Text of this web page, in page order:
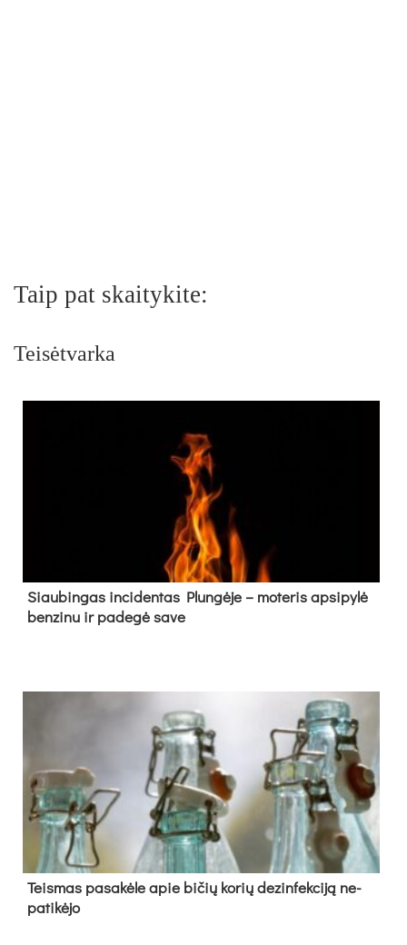
Taip pat skaitykite:
Teisėtvarka
Siau­bin­gas in­ci­den­tas Plun­gė­je – mo­te­ris ap­si­py­lė
ben­zi­nu ir pa­de­gė sa­ve
Teis­mas pa­sa­kė­le apie bi­čių ko­rių de­zin­fek­ci­ją ne­
pa­ti­kė­jo